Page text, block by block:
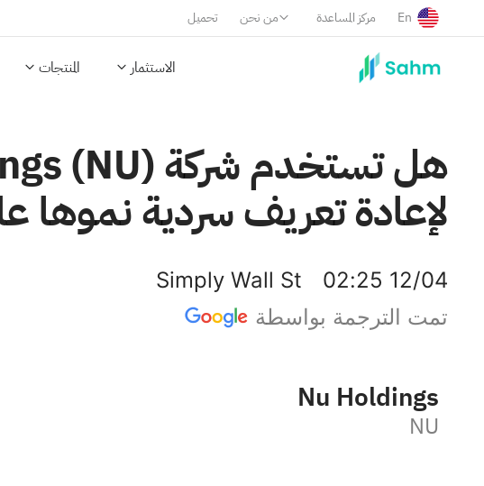
تحميل من نحن مركز المساعدة En
الاستثمار المنتجات
لإعادة تعريف سردية نموها
Simply Wall St
02:25 12/04
تمت الترجمة بواسطة
Nu Holdings
NU